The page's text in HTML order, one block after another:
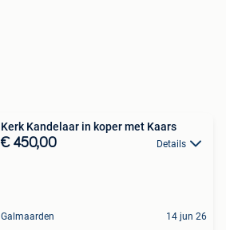
Kerk Kandelaar in koper met Kaars
€ 450,00 Details
Galmaarden 14 jun 26